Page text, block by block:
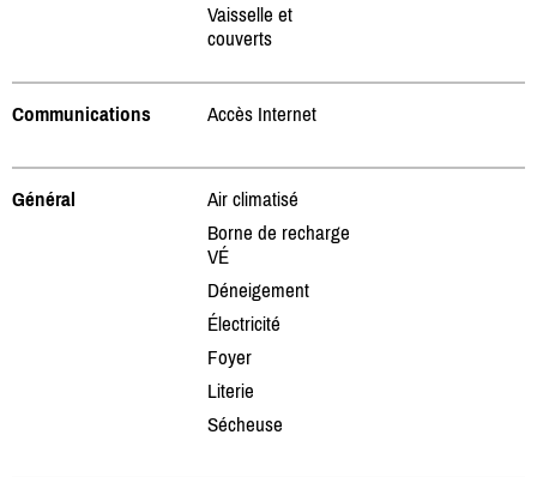
Vaisselle et
couverts
Communications Accès Internet
Général
Air climatisé
Borne de recharge
VÉ
Déneigement
Électricité
Foyer
Literie
Sécheuse